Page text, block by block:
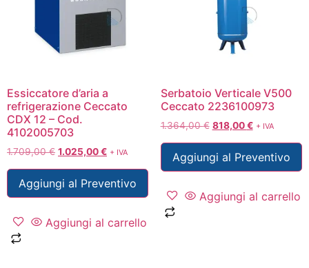
Essiccatore d’aria a
refrigerazione Ceccato
CDX 12 – Cod.
4102005703
1.709,00€ 1.025,00€ + IVA
Aggiungi al Preventivo
Aggiungi al carrello
Serbatoio Verticale V500
Ceccato 2236100973
1.364,00€ 818,00€ + IVA
Aggiungi al Preventivo
Aggiungi al carrello